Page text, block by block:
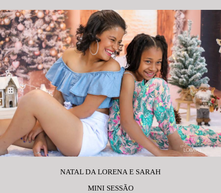
NATAL DA LORENA E SARAH
MINI SESSÃO